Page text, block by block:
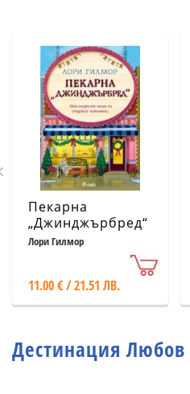
Пекарна
„Джинджърбред“
(с цветни
Лори Гилмор
11.00 € / 21.51 ЛВ.
Дестинация Любов